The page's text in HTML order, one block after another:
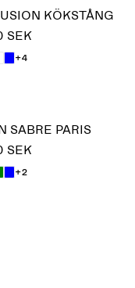
KÖKSTÅNG
SEK
+4
SABRE PARIS
SEK
+2